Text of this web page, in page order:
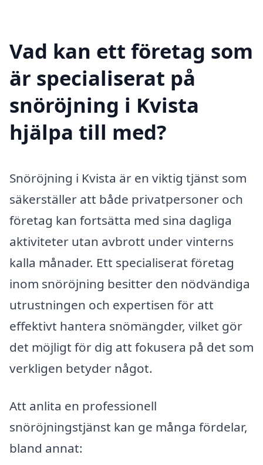
Vad kan ett företag som
är specialiserat på
snöröjning i Kvista
hjälpa till med?
Snöröjning i Kvista är en viktig tjänst som
säkerställer att både privatpersoner och
företag kan fortsätta med sina dagliga
aktiviteter utan avbrott under vinterns
kalla månader. Ett specialiserat företag
inom snöröjning besitter den nödvändiga
utrustningen och expertisen för att
effektivt hantera snömängder, vilket gör
det möjligt för dig att fokusera på det som
verkligen betyder något.
Att anlita en professionell
snöröjningstjänst kan ge många fördelar,
bland annat: